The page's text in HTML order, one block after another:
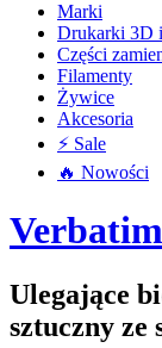
Marki
Drukarki 3D
Części
Filamenty
Żywice
Akcesoria
⚡ Sale
🔥 Nowości
Verbatim
Ulegające
sztuczny